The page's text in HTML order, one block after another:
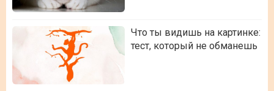
Что ты видишь на картинке:
тест, который не обманешь